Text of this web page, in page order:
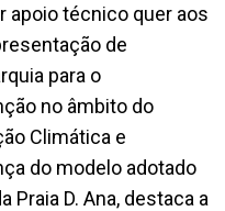
apoio técnico quer aos
de
para o
no âmbito do
Climática e
do modelo adotado
Praia D. Ana, destaca a